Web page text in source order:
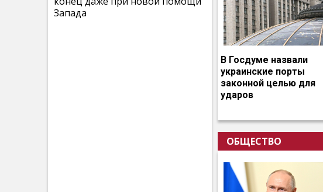
Запада
В Госдуме назвали
украинские порты
законной целью для
ударов
ОБЩЕСТВО